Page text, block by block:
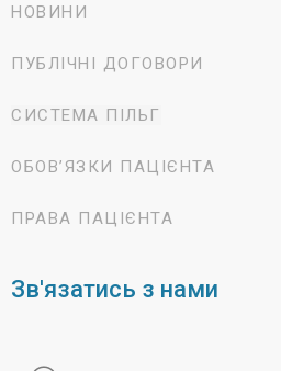
НОВИНИ
ПУБЛІЧНІ ДОГОВОРИ
СИСТЕМА ПІЛЬГ
ОБОВ’ЯЗКИ ПАЦІЄНТА
ПРАВА ПАЦІЄНТА
Зв'язатись з нами